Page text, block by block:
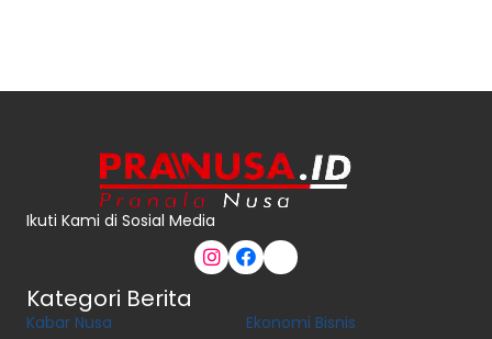
Ikuti Kami di Sosial Media
Kategori Berita
Kabar Nusa
Ekonomi Bisnis